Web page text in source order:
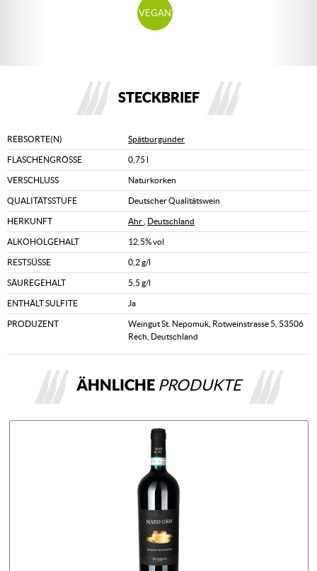
VEGAN
STECKBRIEF
REBSORTE(N) Spätburgunder
FLASCHENGRÖSSE 0,75 l
VERSCHLUSS Naturkorken
QUALITÄTSSTUFE Deutscher Qualitätswein
HERKUNFT Ahr Deutschland
ALKOHOLGEHALT 12,5% vol
RESTSÜSSE 0,2 g/l
SÄUREGEHALT 5,5 g/l
ENTHÄLT SULFITE Ja
PRODUZENT
Weingut St. Nepomuk, Rotweinstrasse 5, 53506
Rech, Deutschland
ÄHNLICHE PRODUKTE